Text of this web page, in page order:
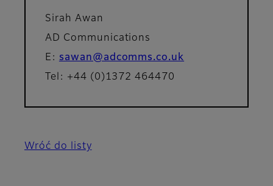
Sirah Awan
AD Communications
E: sawan@adcomms.co.uk
Tel: +44 (0)1372 464470
Wróć do listy